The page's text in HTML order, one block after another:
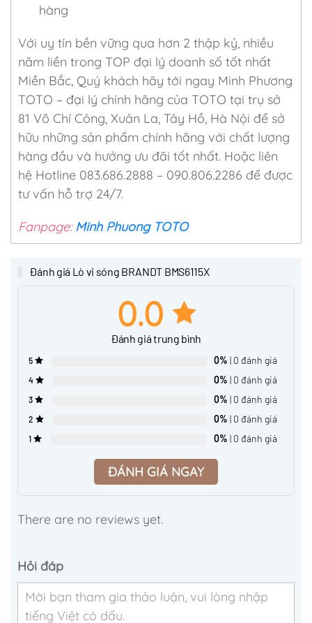
hàng
Với uy tín bền vững qua hơn 2 thập kỷ, nhiều
năm liền trong TOP đại lý doanh số tốt nhất
Miền Bắc, Quý khách hãy tới ngay Minh Phương
TOTO – đại lý chính hãng của TOTO tại trụ sở
81 Võ Chí Công, Xuân La, Tây Hồ, Hà Nội để sở
hữu những sản phẩm chính hãng với chất lượng
hàng đầu và hưởng ưu đãi tốt nhất. Hoặc liên
hệ Hotline 083.686.2888 – 090.806.2286 để được
tư vấn hỗ trợ 24/7.
Fanpage: Minh Phuong TOTO
Đánh giá Lò vi sóng BRANDT BMS6115X
0.0
Đánh giá trung bình
5 0% | 0 đánh giá
4 0% | 0 đánh giá
3 0% | 0 đánh giá
2 0% | 0 đánh giá
1 0% | 0 đánh giá
ĐÁNH GIÁ NGAY
There are no reviews yet.
Hỏi đáp